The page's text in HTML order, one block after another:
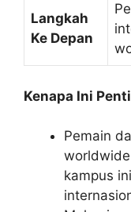
Langkah
Ke Depan
Kenapa Ini
Pemain
kampus